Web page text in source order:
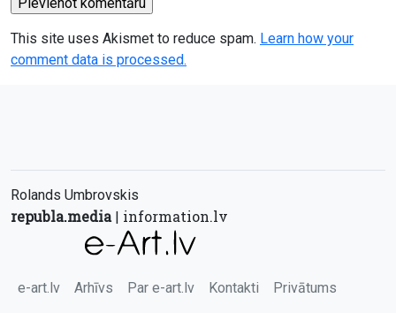
This site uses Akismet to reduce spam. Learn how your
comment data is processed.
Rolands Umbrovskis
republa.media| information.lv
e-art.lv Arhīvs Par e-art.lv Kontakti Privātums